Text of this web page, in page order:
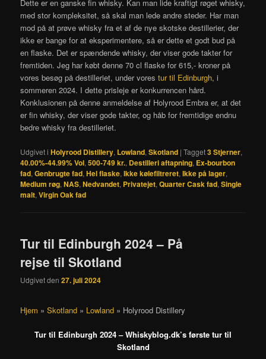
Dette er en ganske fin whisky. Kan man lide kraftigt røget whisky,
med stor kompleksitet, så skal man lede andre steder. Har man
mod på at prøve whisky fra et af de nye skotske destillerier, der
ikke er bange for at eksperimentere, så er dette et godt bud på
en flaske. Det er spændende whisky, der viser gode takter for
fremtiden. Jeg har købt denne 70 cl flaske for 615,- kroner på
vores besøg på destilleriet, under vorestur til Edinburgh, i
sommeren 2024. I dette prisleje er konkurrencen hård.
Konklusionen på denne anmeldelse af Holyrood Embra er, at det
er fin whisky, der viser gode takter, og håb for fremtidige endnu
bedre whisky fra destilleriet.
Udgivet i Holyrood Distillery, Lowland,Skotland |Tagget3 Stjerner,
40.00%-44.99% Vol,500-749 kr., Destilleri aftapning, Ex-bourbon
fad,Genbrugte fad,Hel flaske,Ikke kølefiltreret,Ikke på lager,
Medium røg,NAS,Nedvandet, Privatejet,Quarter Cask fad,Single
malt,Virgin Oak fad
Tur til Edinburgh 2024 – På
rejse til Skotland
Udgivet den27. juli 2024
Hjem »Skotland » Lowland » Holyrood Distillery
Tur til Edinburgh 2024 – Whiskyblog.dk’s første tur til
Skotland